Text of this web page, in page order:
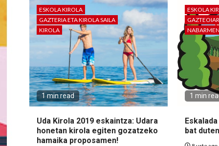
ESKOLA KIROLA
GAZTERIA ETA KIROLA SAILA
KIROLA
1 min read
Uda Kirola 2019 eskaintza: Udara
honetan kirola egiten gozatzeko
hamaika proposamen!
ESKOLA
1 min
bat